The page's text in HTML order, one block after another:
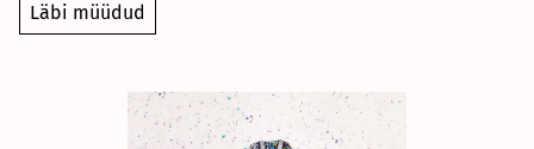
Läbi müüdud